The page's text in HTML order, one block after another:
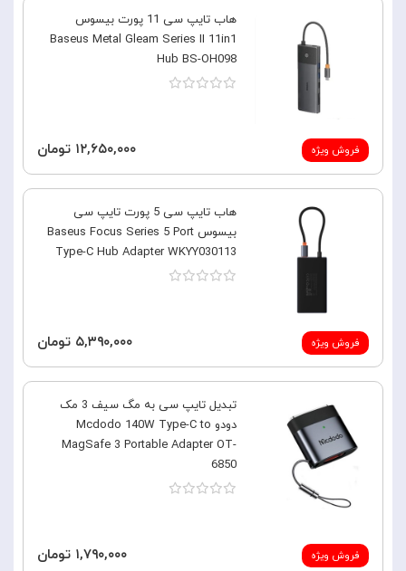
فروش ویژه
هاب تایپ سی 11 پورت بیسوس
Baseus Metal Gleam Series II 11in1
Hub BS-OH098
۱۲,۶۵۰,۰۰۰ تومان
فروش ویژه
هاب تایپ سی 5 پورت تایپ سی
بیسوس Baseus Focus Series 5 Port
Type-C Hub Adapter WKYY030113
۵,۳۹۰,۰۰۰ تومان
فروش ویژه
تبدیل تایپ سی به مگ سیف 3 مک
دودو Mcdodo 140W Type-C to
MagSafe 3 Portable Adapter OT-
6850
۱,۷۹۰,۰۰۰ تومان